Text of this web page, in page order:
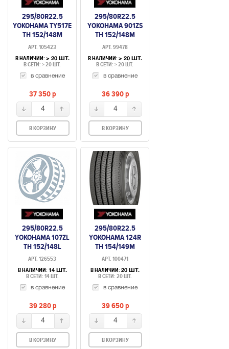
295/80R22.5
YOKOHAMA TY517E
TH 152/148M
(ВЕДУЩАЯ)
АРТ. 105423
В НАЛИЧИИ: > 20 ШТ.
В СЕТИ: > 20 ШТ.
в сравнение
37 350p
4
В КОРЗИНУ
295/80R22.5
YOKOHAMA 901ZS
TH 152/148M
(РУЛЕВАЯ)
АРТ. 99478
В НАЛИЧИИ: > 20 ШТ.
В СЕТИ: > 20 ШТ.
в сравнение
36 390p
4
В КОРЗИНУ
295/80R22.5
YOKOHAMA 107ZL
TH 152/148L
(РУЛЕВАЯ)
АРТ. 126553
В НАЛИЧИИ: 14 ШТ.
В СЕТИ: 14 ШТ.
в сравнение
39 280p
4
В КОРЗИНУ
295/80R22.5
YOKOHAMA 124R
TH 154/149M
(РУЛЕВАЯ,
АРТ. 100471
В НАЛИЧИИ: 20 ШТ.
В СЕТИ: 20 ШТ.
в сравнение
39 650p
4
В КОРЗИНУ